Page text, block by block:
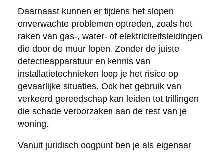
Daarnaast kunnen er tijdens het slopen
onverwachte problemen optreden, zoals het
raken van gas-, water- of elektriciteitsleidingen
die door de muur lopen. Zonder de juiste
detectieapparatuur en kennis van
installatietechnieken loop je het risico op
gevaarlijke situaties. Ook het gebruik van
verkeerd gereedschap kan leiden tot trillingen
die schade veroorzaken aan de rest van je
woning.
Vanuit juridisch oogpunt ben je als eigenaar